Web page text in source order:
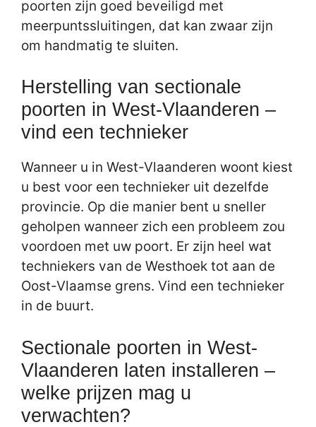
poorten zijn goed beveiligd met
meerpuntssluitingen, dat kan zwaar zijn
om handmatig te sluiten.
Herstelling van sectionale
poorten in West-Vlaanderen –
vind een technieker
Wanneer u in West-Vlaanderen woont kiest
u best voor een technieker uit dezelfde
provincie. Op die manier bent u sneller
geholpen wanneer zich een probleem zou
voordoen met uw poort. Er zijn heel wat
techniekers van de Westhoek tot aan de
Oost-Vlaamse grens. Vind een technieker
in de buurt.
Sectionale poorten in West-
Vlaanderen laten installeren –
welke prijzen mag u
verwachten?